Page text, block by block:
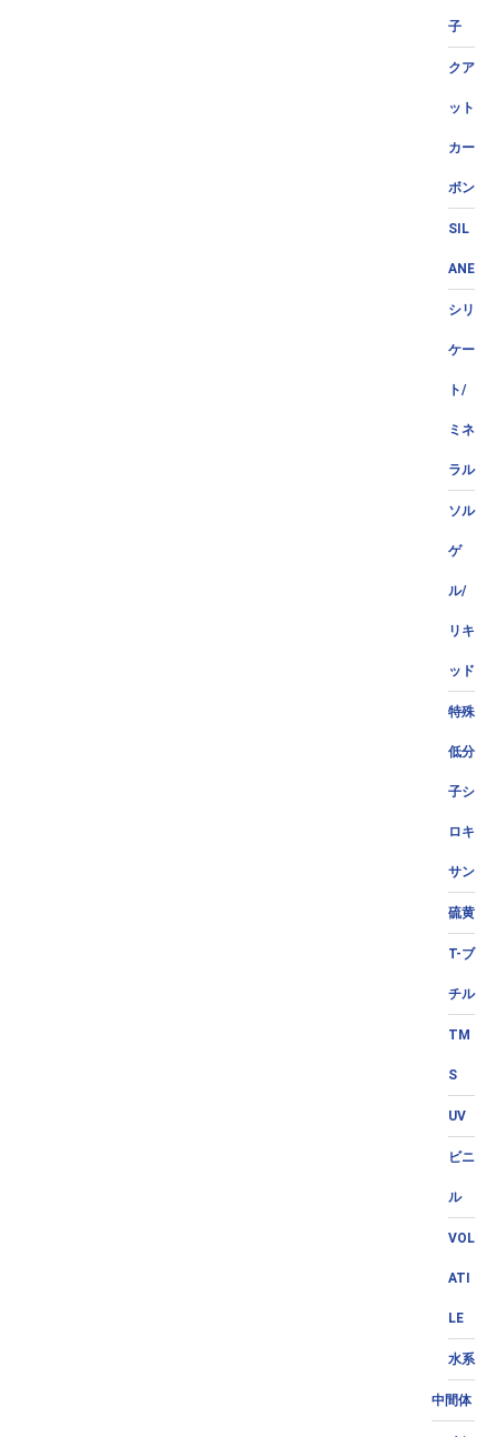
子
クア
ット
カー
ボン
SIL
ANE
シリ
ケー
ト/
ミネ
ラル
ソル
ゲ
ル/
リキ
ッド
特殊
低分
子シ
ロキ
サン
硫黄
T-ブ
チル
TM
S
UV
ビニ
ル
VOL
ATI
LE
水系
中間体